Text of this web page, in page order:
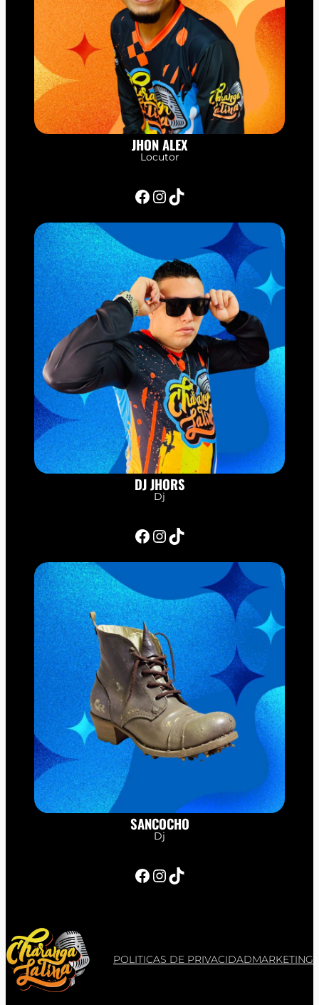
JHON ALEX
Locutor
Facebook InstagramTikTok
DJ JHORS
Dj
Facebook InstagramTikTok
SANCOCHO
Dj
Facebook InstagramTikTok
POLITICAS DE PRIVACIDADMARKETING